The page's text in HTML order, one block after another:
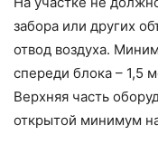
забора или других
отвод воздуха.
спереди блока – 1,5
Верхняя часть
открытой минимум